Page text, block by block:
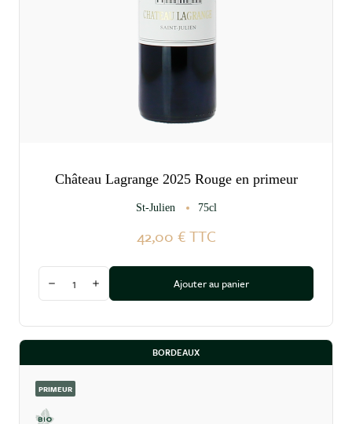
Château Lagrange 2025 Rouge en primeur
St-Julien 75cl
42,00 € TTC
Diminuer la quantité
Augmenter la quantitéAjouter au panier
BORDEAUX
PRIMEUR